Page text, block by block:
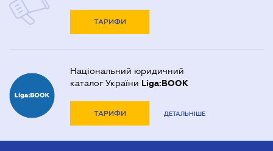
ТАРИФИ
Національний юридичний
каталог України Liga:BOOK
ТАРИФИ ДЕТАЛЬНІШЕ